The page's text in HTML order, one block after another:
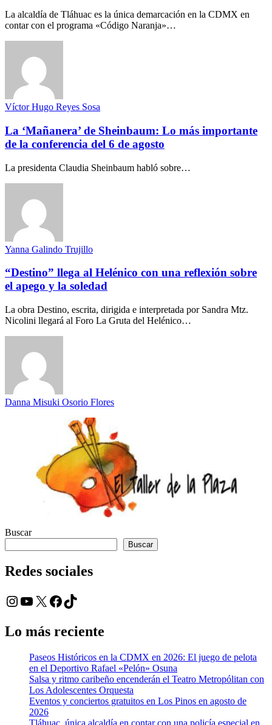
La alcaldía de Tláhuac es la única demarcación en la CDMX en
contar con el programa «Código Naranja»…
Víctor Hugo Reyes Sosa
La ‘Mañanera’ de Sheinbaum: Lo más importante
de la conferencia del 6 de agosto
La presidenta Claudia Sheinbaum habló sobre…
Yanna Galindo Trujillo
“Destino” llega al Helénico con una reflexión sobre
el apego y la soledad
La obra Destino, escrita, dirigida e interpretada por Sandra Mtz.
Nicolini llegará al Foro La Gruta del Helénico…
Danna Misuki Osorio Flores
Buscar
Buscar
Redes sociales
Instagram
YouTube
X Facebook
TikTok
Lo más reciente
Paseos Históricos en la CDMX en 2026: El juego de pelota
en el Deportivo Rafael «Pelón» Osuna
Salsa y ritmo caribeño encenderán el Teatro Metropólitan con
Los Adolescentes Orquesta
Eventos y conciertos gratuitos en Los Pinos en agosto de
2026
Tláhuac, única alcaldía en contar con una policía especial en